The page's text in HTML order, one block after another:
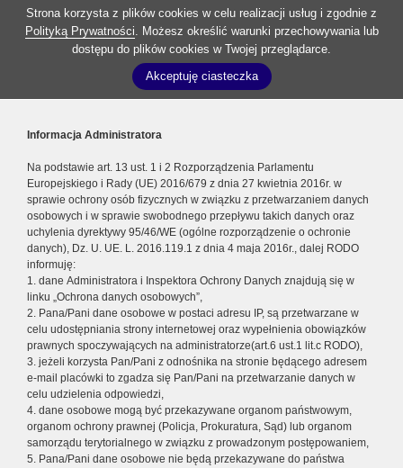
Strona korzysta z plików cookies w celu realizacji usług i zgodnie z
Polityką Prywatności. Możesz określić warunki przechowywania lub
dostępu do plików cookies w Twojej przeglądarce.
Akceptuję ciasteczka
Informacja Administratora
Na podstawie art. 13 ust. 1 i 2 Rozporządzenia Parlamentu
Europejskiego i Rady (UE) 2016/679 z dnia 27 kwietnia 2016r. w
sprawie ochrony osób fizycznych w związku z przetwarzaniem danych
osobowych i w sprawie swobodnego przepływu takich danych oraz
uchylenia dyrektywy 95/46/WE (ogólne rozporządzenie o ochronie
danych), Dz. U. UE. L. 2016.119.1 z dnia 4 maja 2016r., dalej RODO
informuję:
1. dane Administratora i Inspektora Ochrony Danych znajdują się w
linku „Ochrona danych osobowych”,
2. Pana/Pani dane osobowe w postaci adresu IP, są przetwarzane w
celu udostępniania strony internetowej oraz wypełnienia obowiązków
prawnych spoczywających na administratorze(art.6 ust.1 lit.c RODO),
3. jeżeli korzysta Pan/Pani z odnośnika na stronie będącego adresem
e-mail placówki to zgadza się Pan/Pani na przetwarzanie danych w
celu udzielenia odpowiedzi,
4. dane osobowe mogą być przekazywane organom państwowym,
organom ochrony prawnej (Policja, Prokuratura, Sąd) lub organom
samorządu terytorialnego w związku z prowadzonym postępowaniem,
5. Pana/Pani dane osobowe nie będą przekazywane do państwa